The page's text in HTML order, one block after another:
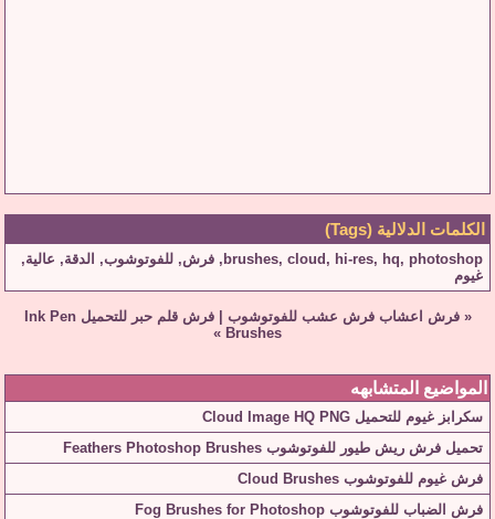
الكلمات الدلالية (Tags)
brushes, cloud , hi-res, hq, photoshop
, فرش, للفوتوشوب, الدقة, عالية,
غيوم
« فرش اعشاب فرش عشب للفوتوشوب |
فرش قلم حبر للتحميل Ink Pen
Brushes
»
المواضيع المتشابهه
سكرابز غيوم للتحميل Cloud Image HQ PNG
تحميل فرش ريش طيور للفوتوشوب Feathers Photoshop Brushes
فرش غيوم للفوتوشوب Cloud Brushes
فرش الضباب للفوتوشوب Fog Brushes for Photoshop